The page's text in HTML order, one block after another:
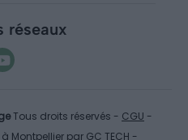
réseaux
Tous droits réservés - CGU -
à Montpellier par GC TECH -